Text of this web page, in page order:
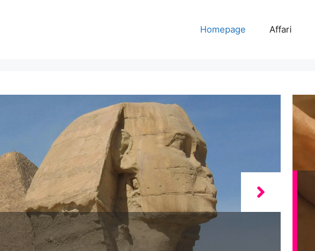
Homepage Affari